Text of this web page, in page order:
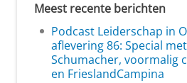
Meest recente berichten
Podcast Leiderschap in
aflevering 86: Special
Schumacher, voormalig
en FrieslandCampina